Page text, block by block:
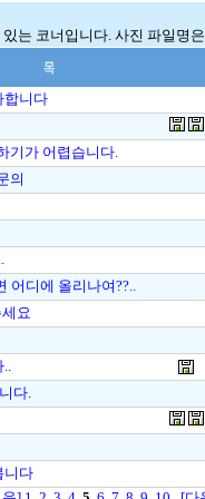
는 코너입니다. 사진 파일명
합니다
기가 어렵습니다.
의
어디에 올리나여??..
요
..
다.
니다